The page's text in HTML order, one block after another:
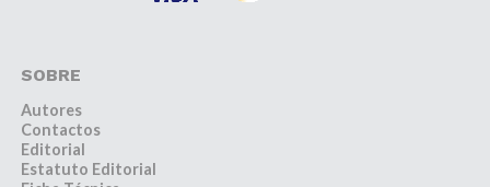
SOBRE
Autores
Contactos
Editorial
Estatuto Editorial